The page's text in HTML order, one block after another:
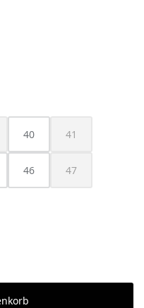
zurzeit nicht verfügbar.)
Option ist zurzeit nicht
40 41
(Diese Option ist
46 47
(Diese Option ist
gewünschten